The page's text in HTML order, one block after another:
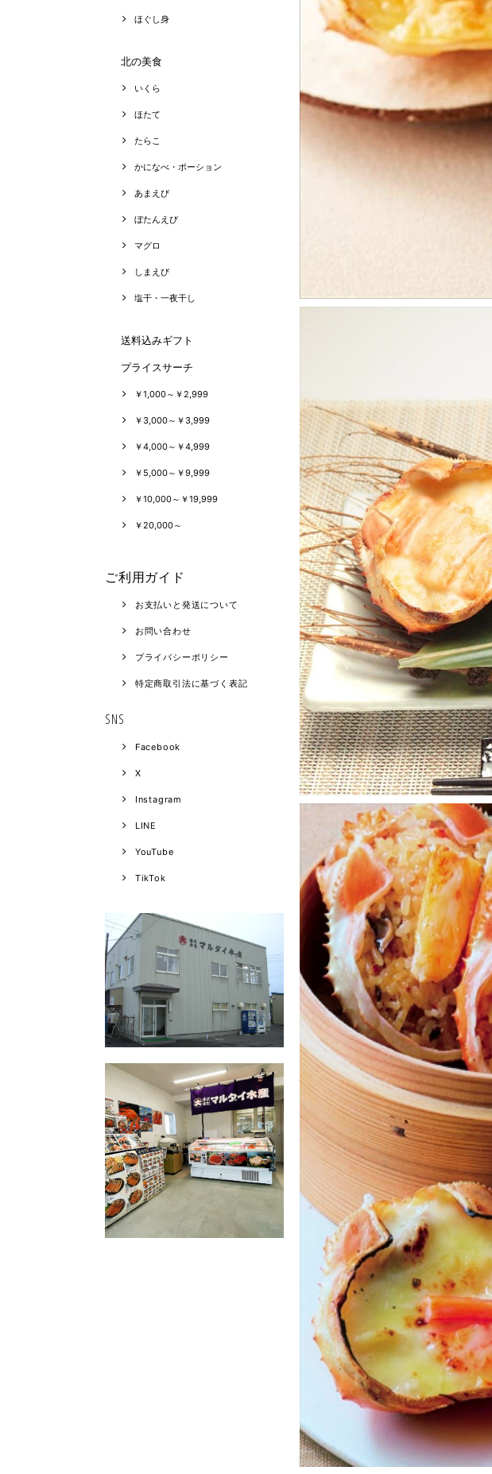
ほぐし身
北の美食
いくら
ほたて
たらこ
かになべ・ポーション
あまえび
ぼたんえび
マグロ
しまえび
塩干・一夜干し
送料込みギフト
プライスサーチ
￥1,000～￥2,999
￥3,000～￥3,999
￥4,000～￥4,999
￥5,000～￥9,999
￥10,000～￥19,999
￥20,000～
ご利用ガイド
お支払いと発送について
お問い合わせ
プライバシーポリシー
特定商取引法に基づく表記
SNS
Facebook
X
Instagram
LINE
YouTube
TikTok